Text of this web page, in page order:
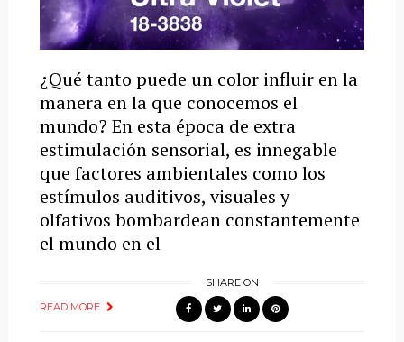
¿Qué tanto puede un color influir en la
manera en la que conocemos el
mundo? En esta época de extra
estimulación sensorial, es innegable
que factores ambientales como los
estímulos auditivos, visuales y
olfativos bombardean constantemente
el mundo en el
READ MORE
SHARE ON